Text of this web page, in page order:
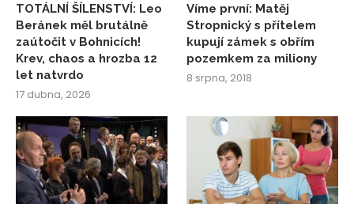
TOTÁLNÍ ŠÍLENSTVÍ: Leo
Beránek měl brutálně
zaútočit v Bohnicích!
Krev, chaos a hrozba 12
let natvrdo
17 dubna, 2026
Víme první: Matěj
Stropnický s přítelem
kupují zámek s obřím
pozemkem za miliony
8 srpna, 2018